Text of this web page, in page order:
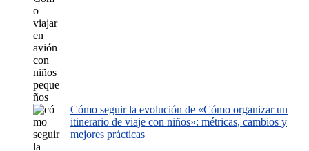
Cómo seguir la evolución de «Cómo organizar un
itinerario de viaje con niños»: métricas, cambios y
mejores prácticas